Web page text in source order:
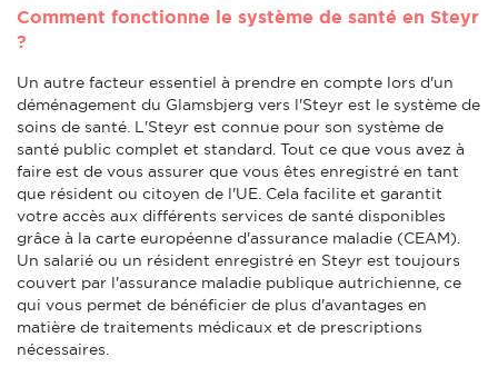
Comment fonctionne le système de santé en Steyr
?
Un autre facteur essentiel à prendre en compte lors d'un
déménagement du Glamsbjerg vers l'Steyr est le système de
soins de santé. L'Steyr est connue pour son système de
santé public complet et standard. Tout ce que vous avez à
faire est de vous assurer que vous êtes enregistré en tant
que résident ou citoyen de l'UE. Cela facilite et garantit
votre accès aux différents services de santé disponibles
grâce à la carte européenne d'assurance maladie (CEAM).
Un salarié ou un résident enregistré en Steyr est toujours
couvert par l'assurance maladie publique autrichienne, ce
qui vous permet de bénéficier de plus d'avantages en
matière de traitements médicaux et de prescriptions
nécessaires.